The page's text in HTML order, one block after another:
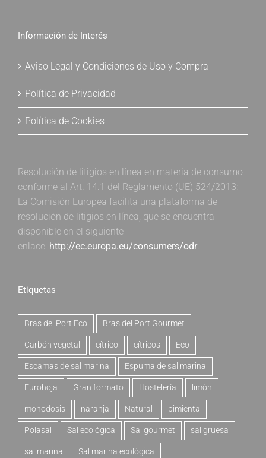
Información de Interés
Aviso Legal y Condiciones de Uso y Compra
Política de Privacidad
Política de Cookies
Resolución de litigios en línea en materia de consumo
conforme al Art. 14.1 del Reglamento (UE) 524/2013:
La Comisión Europea facilita una plataforma de
resolución de litigios en línea, que se encuentra
disponible en el siguiente
enlace: http://ec.europa.eu/consumers/odr.
Etiquetas
Bras del Port Eco Bras del Port Gourmet
Carbón vegetal cítrico cítricos Eco
Escamas de sal marina Espuma de sal marina
Eurohoja Gran formato Hostelería limón
monodosis naranja Natural pimienta
Polasal Sal ecológica Sal gourmet sal gruesa
sal marina Sal marina ecológica